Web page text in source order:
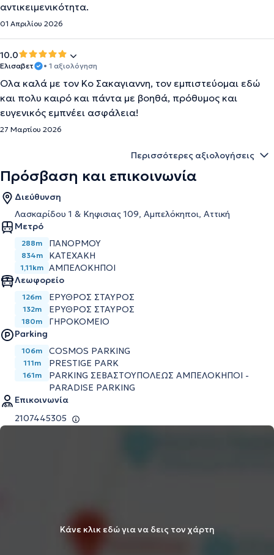
αντικειμενικότητα.
01 Απριλίου 2026
10.0
Ελισαβετ • 1 αξιολόγηση
Ολα καλά με τον Κο Σακαγιαννη, τον εμπιστεύομαι εδώ
και πολυ καιρό και πάντα με βοηθά, πρόθυμος και
ευγενικός εμπνέει ασφάλεια!
27 Μαρτίου 2026
Περισσότερες αξιολογήσεις
Πρόσβαση και επικοινωνία
Διεύθυνση
Λασκαρίδου 1 & Κηφισιας 109, Αμπελόκηποι, Αττική
Μετρό
288m ΠΑΝΟΡΜΟΥ
834m ΚΑΤΕΧΑΚΗ
1,11km ΑΜΠΕΛΟΚΗΠΟΙ
Λεωφορείο
126m ΕΡΥΘΡΟΣ ΣΤΑΥΡΟΣ
132m ΕΡΥΘΡΟΣ ΣΤΑΥΡΟΣ
180m
ΓΗΡΟΚΟΜΕΙΟ
Parking
106m COSMOS PARKING
111m PRESTIGE PARK
161m
PARKING ΣΕΒΑΣΤΟΥΠΟΛΕΩΣ ΑΜΠΕΛΟΚΗΠΟΙ -
PARADISE PARKING
Επικοινωνία
2107445305
Κάνε κλικ εδώ για να δεις τον χάρτη